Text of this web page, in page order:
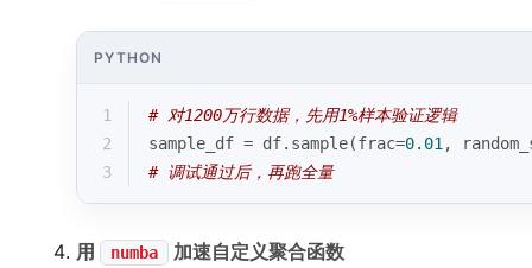
PYTHON
1
# 对1200万行数据，先用1%样本验证逻辑
2
sample_df = df.sample(frac=0.01 ,
3
# 调试通过后，再跑全量
用 numba 加速自定义聚合函数